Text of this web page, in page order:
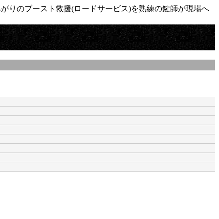
りのブースト救援(ロードサービス)を熟練の鍵師が現場へ